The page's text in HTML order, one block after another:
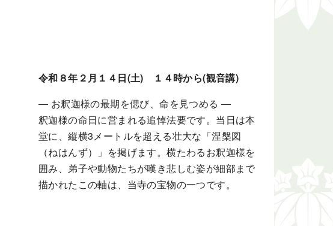
令和８年２月１４日(土) １４時から(観音講)
― お釈迦様の最期を偲び、命を見つめる ―
釈迦様の命日に営まれる追悼法要です。当日は本
堂に、縦横3メートルを超える壮大な「涅槃図
（ねはんず）」を掲げます。横たわるお釈迦様を
囲み、弟子や動物たちが嘆き悲しむ姿が細部まで
描かれたこの軸は、当寺の宝物の一つです。